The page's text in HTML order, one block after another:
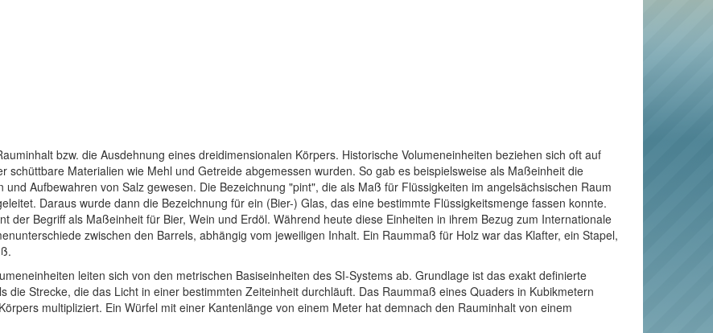
bzw. die Ausdehnung eines dreidimensionalen Körpers. Historische Volumeneinheiten beziehen sich oft auf
schüttbare Materialien wie Mehl und Getreide abgemessen wurden. So gab es beispielsweise als Maßeinheit die
Aufbewahren von Salz gewesen. Die Bezeichnung "pint", die als Maß für Flüssigkeiten im angelsächsischen Raum
Daraus wurde dann die Bezeichnung für ein (Bier-) Glas, das eine bestimmte Flüssigkeitsmenge fassen konnte.
der Begriff als Maßeinheit für Bier, Wein und Erdöl. Während heute diese Einheiten in ihrem Bezug zum Internationale
zwischen den Barrels, abhängig vom jeweiligen Inhalt. Ein Raummaß für Holz war das Klafter, ein Stapel,
leiten sich von den metrischen Basiseinheiten des SI-Systems ab. Grundlage ist das exakt definierte
Strecke, die das Licht in einer bestimmten Zeiteinheit durchläuft. Das Raummaß eines Quaders in Kubikmetern
multipliziert. Ein Würfel mit einer Kantenlänge von einem Meter hat demnach den Rauminhalt von einem